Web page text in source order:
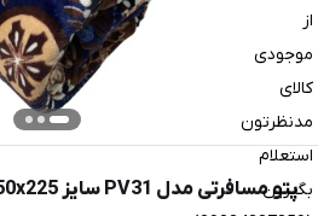
از
موجودی
کالای
مدنظرتون
استعلام
بگیرین
پتو مسافرتی مدل PV31 سایز 150x225 سانتی متر